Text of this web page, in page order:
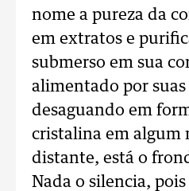
nome a pureza da
em extratos e
submerso em sua
alimentado por suas
desaguando em
cristalina em algum
distante, está o
Nada o silencia,